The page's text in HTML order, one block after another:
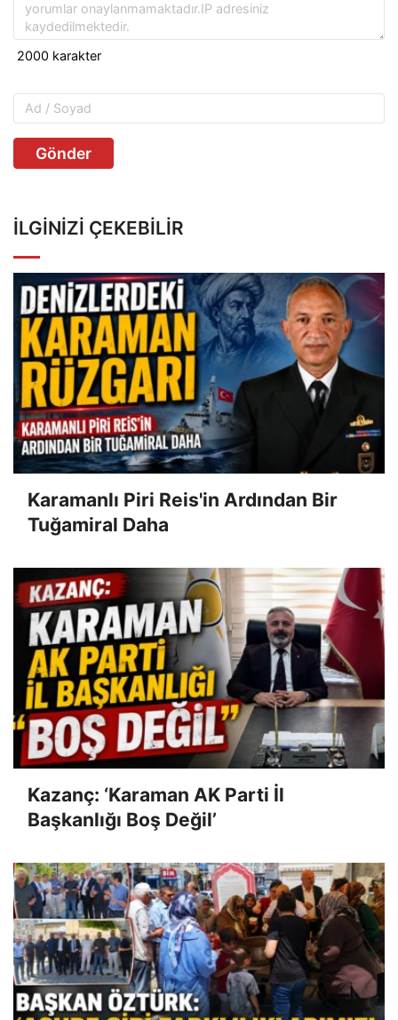
Gönder
İLGINIZI ÇEKEBILIR
Karamanlı Piri Reis'in Ardından Bir
Tuğamiral Daha
Kazanç: ‘Karaman AK Parti İl
Başkanlığı Boş Değil’